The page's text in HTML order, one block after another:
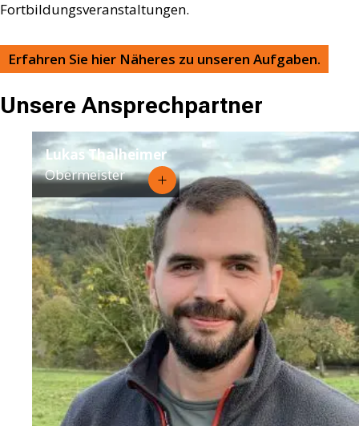
Fortbildungsveranstaltungen.
Erfahren Sie hier Näheres zu unseren Aufgaben.
Unsere Ansprechpartner
Lukas Thalheimer
Obermeister